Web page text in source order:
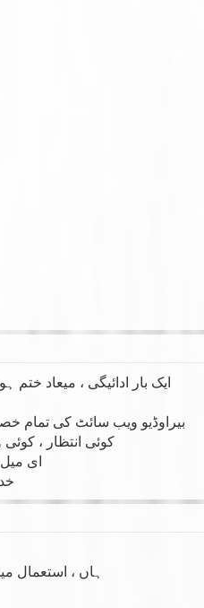
2 بیراوڈیو ویب سائٹ کی تمام
3 کوئی انتظار ،
4 ای
ہاں ، استعمال